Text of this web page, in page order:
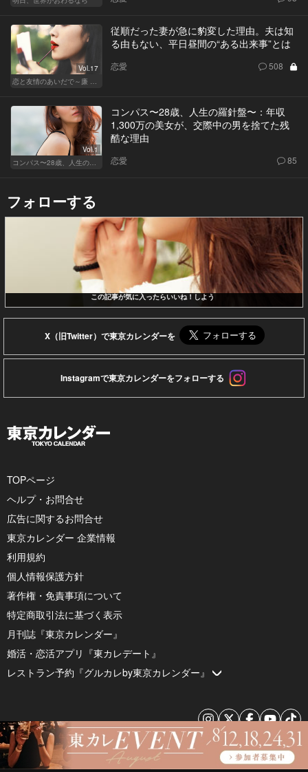
Vol.17
従順だった妻が急に豹変した理由。夫は知
る由もない、平日昼間の“ある出来事”とは
恋愛 508
Vol.1
コンパス〜28歳、人生の羅針盤〜：年収
1,300万の美女が、交際中の男を捨てた残
酷な理由
恋愛 85
フォローする
この記事が気に入ったらいいね！しよう
X（旧Twitter）で東京カレンダーを
Instagramで東京カレンダーをフォローする
TOPページ
ヘルプ・お問合せ
広告に関するお問合せ
東京カレンダー 企業情報
利用規約
個人情報保護方針
著作権・免責事項について
特定商取引法に基づく表示
月刊誌『東京カレンダー』
婚活・恋活アプリ『東カレデート』
レストラン予約『グルカレby東京カレンダー』
© 2026 by Tokyo Calendar, Inc.